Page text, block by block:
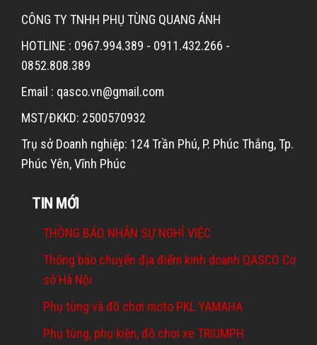
CÔNG TY TNHH PHỤ TÙNG QUANG ÁNH
HOTLINE : 0967.994.389 - 0911.432.266 -
0852.808.389
Email : qasco.vn@gmail.com
MST/ĐKKD: 2500570932
Trụ sở Doanh nghiệp: 124 Trần Phú, P. Phúc Thắng, Tp.
Phúc Yên, Vĩnh Phúc
TIN MỚI
THÔNG BÁO NHÂN SỰ NGHỈ VIỆC
Thông báo chuyển địa điểm kinh doanh QASCO Cơ
sở Hà Nội
Phụ tùng và đồ chơi moto PKL YAMAHA
Phụ tùng, phụ kiện, đồ chơi xe TRIUMPH